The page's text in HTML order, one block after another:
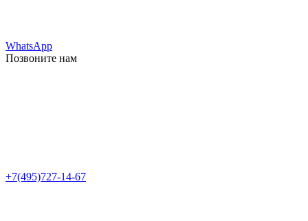
WhatsApp
Позвоните нам
+7(495)727-14-67